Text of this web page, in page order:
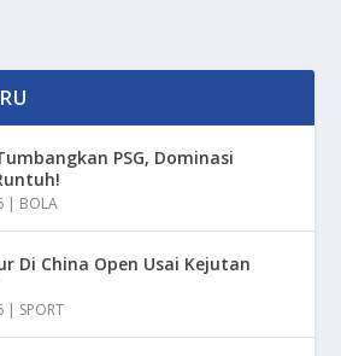
PSG, Dominasi
| BOLA
Di China Open Usai Kejutan
| SPORT